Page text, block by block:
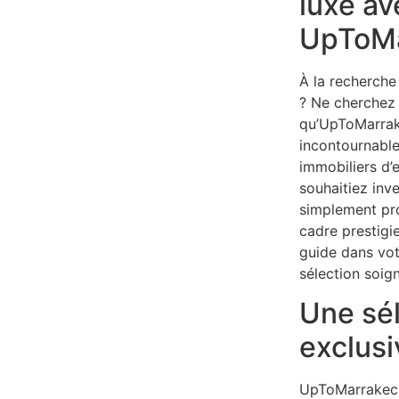
À la
? Ne
immobiliers
souhaitiez
simplement
cadre
guide dans
sélection
Une